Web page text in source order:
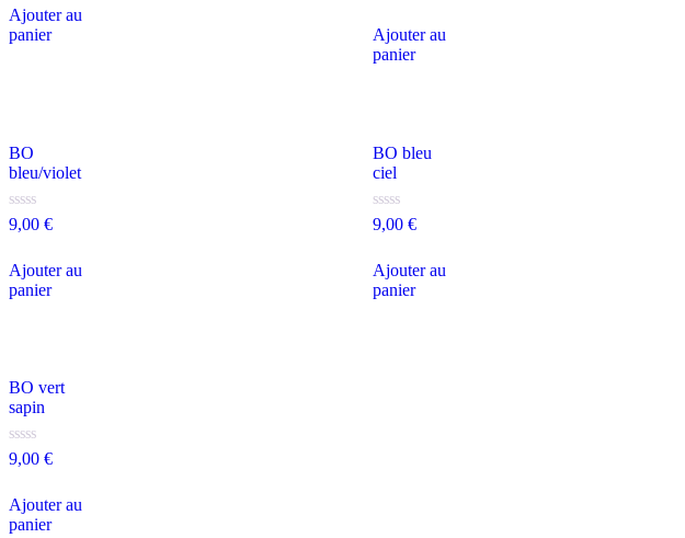
5
Ajouter au
panier
5
Ajouter au
panier
BO
bleu/violet
Note
0
5
9,00 €
Ajouter au
panier
BO bleu
ciel
Note
0
5
9,00 €
Ajouter au
panier
BO vert
sapin
Note
5
9,00 €
Ajouter au
panier